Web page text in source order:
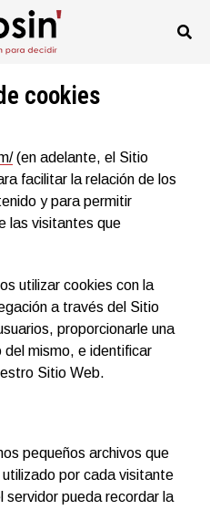
cookies
(en adelante, el Sitio
facilitar la relación de los
y para permitir
las visitantes que
utilizar cookies con la
a través del Sitio
proporcionarle una
del mismo, e identificar
Sitio Web.
pequeños archivos que
por cada visitante
servidor pueda recordar la